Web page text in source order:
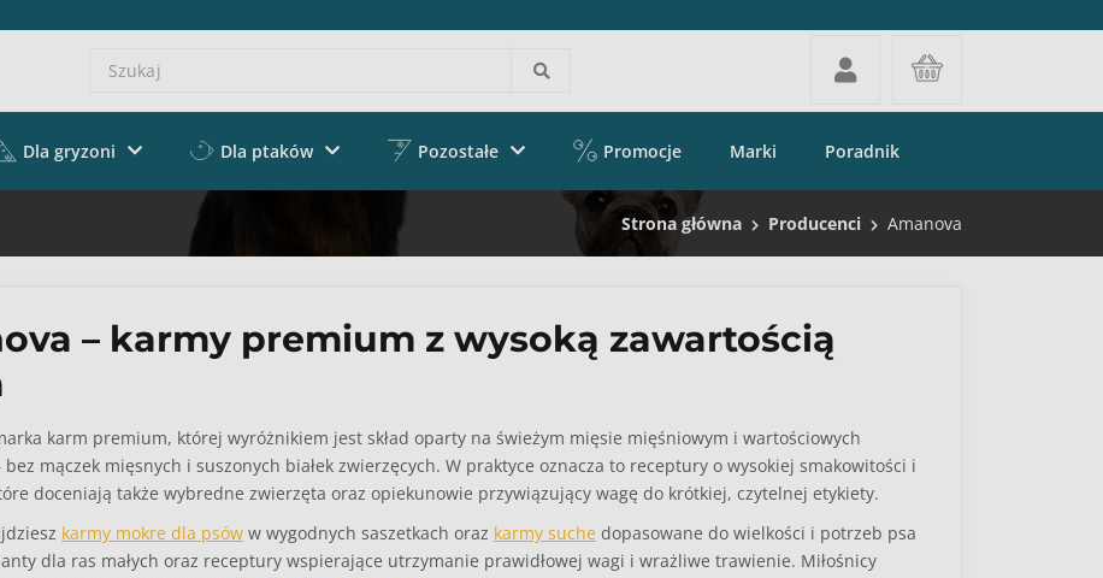
Dla gryzoni Dla ptaków Pozostałe Promocje Marki Poradnik
Strona główna Producenci Amanova
– karmy premium z wysoką zawartością
karm premium, której wyróżnikiem jest skład oparty na świeżym mięsie mięśniowym i wartościowych
mączek mięsnych i suszonych białek zwierzęcych. W praktyce oznacza to receptury o wysokiej smakowitości i
doceniają także wybredne zwierzęta oraz opiekunowie przywiązujący wagę do krótkiej, czytelnej etykiety.
karmy mokre dla psów w wygodnych saszetkach oraz karmy suche dopasowane do wielkości i potrzeb psa
dla ras małych oraz receptury wspierające utrzymanie prawidłowej wagi i wrażliwe trawienie. Miłośnicy